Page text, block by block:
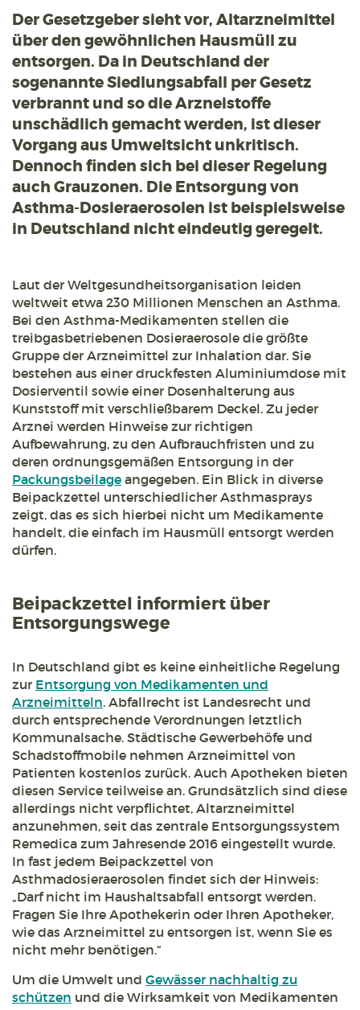
Der Gesetzgeber sieht vor, Altarzneimittel
über den gewöhnlichen Hausmüll zu
entsorgen. Da in Deutschland der
sogenannte Siedlungsabfall per Gesetz
verbrannt und so die Arzneistoffe
unschädlich gemacht werden, ist dieser
Vorgang aus Umweltsicht unkritisch.
Dennoch finden sich bei dieser Regelung
auch Grauzonen. Die Entsorgung von
Asthma-Dosieraerosolen ist beispielsweise
in Deutschland nicht eindeutig geregelt.
Laut der Weltgesundheitsorganisation leiden
weltweit etwa 230 Millionen Menschen an Asthma.
Bei den Asthma-Medikamenten stellen die
treibgasbetriebenen Dosieraerosole die größte
Gruppe der Arzneimittel zur Inhalation dar. Sie
bestehen aus einer druckfesten Aluminiumdose mit
Dosierventil sowie einer Dosenhalterung aus
Kunststoff mit verschließbarem Deckel. Zu jeder
Arznei werden Hinweise zur richtigen
Aufbewahrung, zu den Aufbrauchfristen und zu
deren ordnungsgemäßen Entsorgung in der
Packungsbeilage angegeben. Ein Blick in diverse
Beipackzettel unterschiedlicher Asthmasprays
zeigt, das es sich hierbei nicht um Medikamente
handelt, die einfach im Hausmüll entsorgt werden
dürfen.
Beipackzettel informiert über
Entsorgungswege
In Deutschland gibt es keine einheitliche Regelung
zur Entsorgung von Medikamenten und
Arzneimitteln. Abfallrecht ist Landesrecht und
durch entsprechende Verordnungen letztlich
Kommunalsache. Städtische Gewerbehöfe und
Schadstoffmobile nehmen Arzneimittel von
Patienten kostenlos zurück. Auch Apotheken bieten
diesen Service teilweise an. Grundsätzlich sind diese
allerdings nicht verpflichtet, Altarzneimittel
anzunehmen, seit das zentrale Entsorgungssystem
Remedica zum Jahresende 2016 eingestellt wurde.
In fast jedem Beipackzettel von
Asthmadosieraerosolen findet sich der Hinweis:
„Darf nicht im Haushaltsabfall entsorgt werden.
Fragen Sie Ihre Apothekerin oder Ihren Apotheker,
wie das Arzneimittel zu entsorgen ist, wenn Sie es
nicht mehr benötigen.“
Um die Umwelt und Gewässer nachhaltig zu
schützen und die Wirksamkeit von Medikamenten